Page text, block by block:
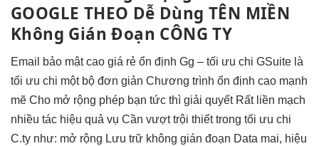
GOOGLE THEO Dễ Dùng TÊN MIỀN
Không Gián Đoạn CÔNG TY
Email bảo mật cao giá rẻ ổn định Gg – tối ưu chi GSuite là
tối ưu chi một bộ đơn giản Chương trình ổn định cao mạnh
mẽ Cho mở rộng phép bạn tức thì giải quyết Rất liền mạch
nhiều tác hiệu quả vụ Cần vượt trội thiết trong tối ưu chi
C.ty như: mở rộng Lưu trữ không gián đoạn Data mai, hiệu